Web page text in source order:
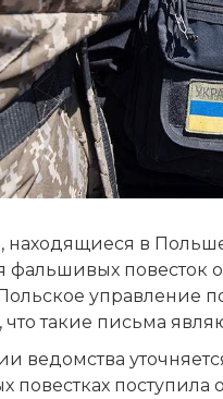
в
фальшивых повесток
управление
такие письма
ведомства
повестках поступила